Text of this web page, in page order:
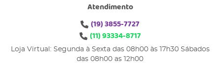
Atendimento
(19)3855-7727
(11)93334-8717
Loja Virtual: Segunda à Sexta das 08h00 às 17h30 Sábados
das 08h00 as 12h00